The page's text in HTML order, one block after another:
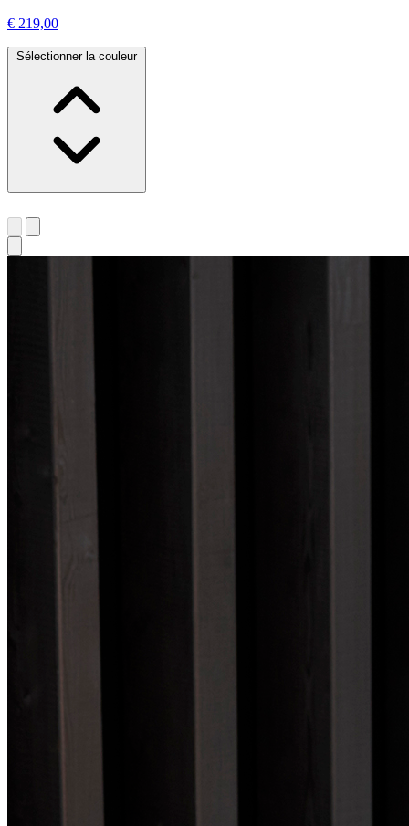
€ 219,00
Sélectionner la couleur